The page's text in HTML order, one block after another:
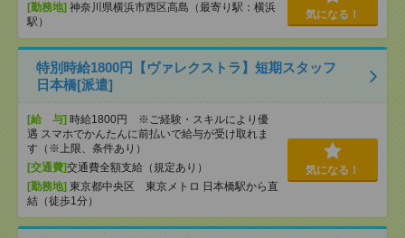
[勤務地] 神奈川県横浜市西区高島（最寄り駅：横浜
駅）
気になる！
特別時給1800円【ヴァレクストラ】短期スタッフ
日本橋[派遣]
[給 与] 時給1800円 ※ご経験・スキルにより優
遇 スマホでかんたんに前払いで給与が受け取れま
す（※上限、条件あり）
[交通費]交通費全額支給（規定あり）
[勤務地] 東京都中央区 東京メトロ 日本橋駅から直
結（徒歩1分）
気になる！